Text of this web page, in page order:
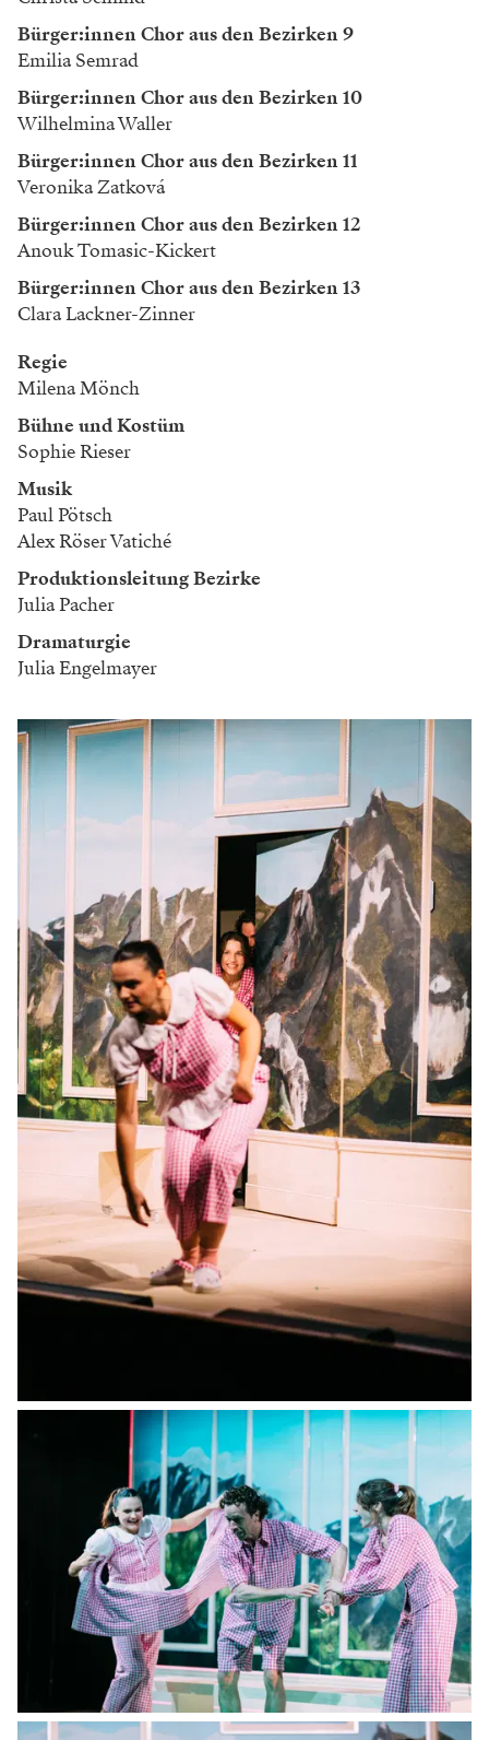
Bürger:innen Chor aus den Bezirken 9
Emilia Semrad
Bürger:innen Chor aus den Bezirken 10
Wilhelmina Waller
Bürger:innen Chor aus den Bezirken 11
Veronika Zatková
Bürger:innen Chor aus den Bezirken 12
Anouk Tomasic-Kickert
Bürger:innen Chor aus den Bezirken 13
Clara Lackner-Zinner
Regie
Milena Mönch
Bühne und Kostüm
Sophie Rieser
Musik
Paul Pötsch
Alex Röser Vatiché
Produktionsleitung Bezirke
Julia Pacher
Dramaturgie
Julia Engelmayer